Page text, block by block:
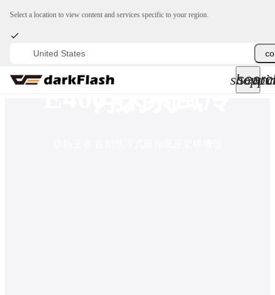
keyboard_arrow_down
keyboard_arrow_down
FLOATRON F1 懸
Select a location to view content and services specific to your region.